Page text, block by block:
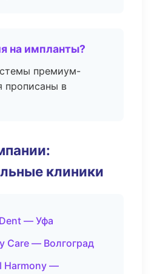
на импланты?
премиум-
прописаны в
клиники
— Уфа
Care — Волгоград
Harmony —